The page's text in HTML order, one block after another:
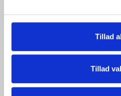
Tillad
Tillad
Bedømmelse